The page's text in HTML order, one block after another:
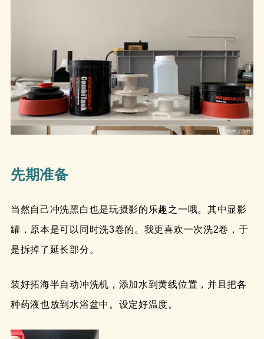
先期准备
当然自己冲洗黑白也是玩摄影的乐趣之一哦。其中显影
罐，原本是可以同时洗3卷的。我更喜欢一次洗2卷，于
是拆掉了延长部分。
装好拓海半自动冲洗机，添加水到黄线位置，并且把各
种药液也放到水浴盆中。设定好温度。